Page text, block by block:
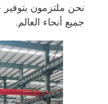
نحن ملتزمون
جميع أنحاء العالم.